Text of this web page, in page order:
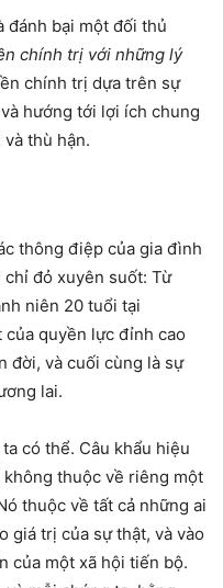
đánh bại một đối thủ
chính trị với những lý
chính trị dựa trên sự
hướng tới lợi ích chung
thù hận.
thông điệp của gia đình
chỉ đỏ xuyên suốt: Từ
niên 20 tuổi tại
của quyền lực đỉnh cao
đời, và cuối cùng là sự
lai.
có thể. Câu khẩu hiệu
thuộc về riêng một
thuộc về tất cả những ai
giá trị của sự thật, và vào
của một xã hội tiến bộ.